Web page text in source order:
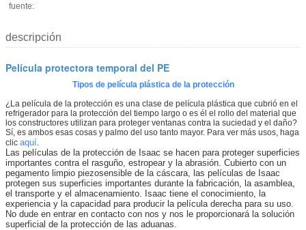
fuente:
descripción
Película protectora temporal del PE
Tipos de película plástica de la protección
¿La película de la protección es una clase de película plástica que cubrió en el
refrigerador para la protección del tiempo largo o es él el rollo del material que
los constructores utilizan para proteger ventanas contra la suciedad y el daño?
Sí, es ambos esas cosas y palmo del uso tanto mayor. Para ver más usos, haga
clic aquí.
Las películas de la protección de Isaac se hacen para proteger superficies
importantes contra el rasguño, estropear y la abrasión. Cubierto con un
pegamento limpio piezosensible de la cáscara, las películas de Isaac
protegen sus superficies importantes durante la fabricación, la asamblea,
el transporte y el almacenamiento. Isaac tiene el conocimiento, la
experiencia y la capacidad para producir la película derecha para su uso.
No dude en entrar en contacto con nos y nos le proporcionará la solución
superficial de la protección de las aduanas.